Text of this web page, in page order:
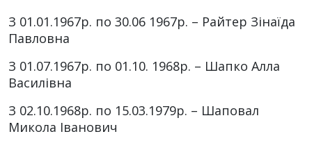
З 01.01.1967р. по 30.06 1967р. – Райтер Зінаїда
Павловна
З 01.07.1967р. по 01.10. 1968р. – Шапко Алла
Василівна
З 02.10.1968р. по 15.03.1979р. – Шаповал
Микола Іванович